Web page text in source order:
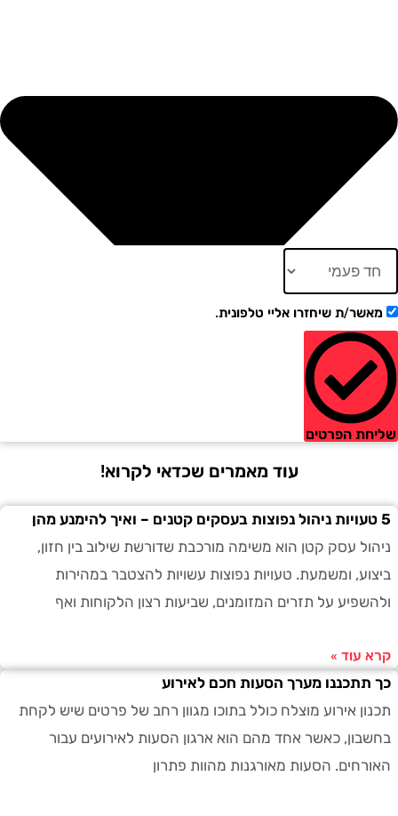
ת שיחזרו אליי טלפונית.
הפרטים
עוד מאמרים שכדאי לקרוא!
עסק קטן הוא משימה מורכבת שדורשת שילוב בין חזון,
ומשמעת. טעויות נפוצות עשויות להצטבר במהירות
על תזרים המזומנים, שביעות רצון הלקוחות ואף
»
מערך הסעות חכם לאירוע
אירוע מוצלח כולל בתוכו מגוון רחב של פרטים שיש לקחת
כאשר אחד מהם הוא ארגון הסעות לאירועים עבור
הסעות מאורגנות מהוות פתרון